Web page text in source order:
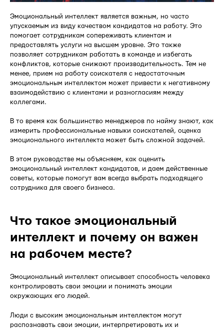
Эмоциональный интеллект является важным, но часто
упускаемым из виду качеством кандидатов на работу. Это
помогает сотрудникам сопереживать клиентам и
предоставлять услуги на высшем уровне. Это также
позволяет сотрудникам работать в команде и избегать
конфликтов, которые снижают производительность. Тем не
менее, прием на работу соискателя с недостаточным
эмоциональным интеллектом может привести к негативному
взаимодействию с клиентами и разногласиям между
коллегами.
В то время как большинство менеджеров по найму знают, как
измерить профессиональные навыки соискателей, оценка
эмоционального интеллекта может быть сложной задачей.
В этом руководстве мы объясняем, как оценить
эмоциональный интеллект кандидатов, и даем действенные
советы, которые помогут вам всегда выбрать подходящего
сотрудника для своего бизнеса.
Что такое эмоциональный
интеллект и почему он важен
на рабочем месте?
Эмоциональный интеллект описывает способность человека
контролировать свои эмоции и понимать эмоции
окружающих его людей.
Люди с высоким эмоциональным интеллектом могут
распознавать свои эмоции, интерпретировать их и